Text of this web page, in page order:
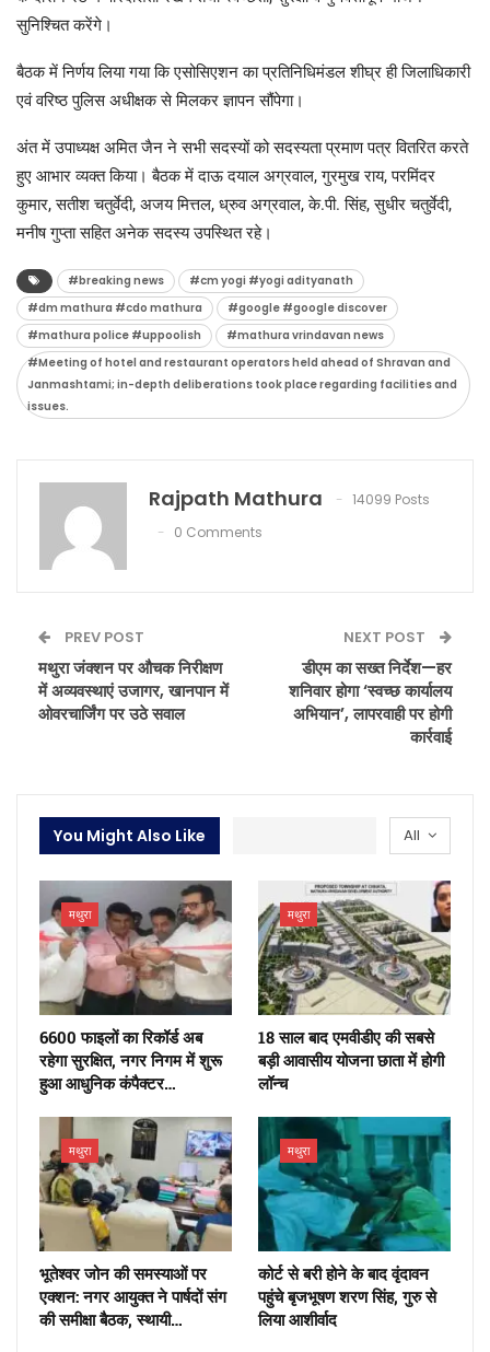
सुनिश्चित करेंगे।
बैठक में निर्णय लिया गया कि एसोसिएशन का प्रतिनिधिमंडल शीघ्र ही जिलाधिकारी
एवं वरिष्ठ पुलिस अधीक्षक से मिलकर ज्ञापन सौंपेगा।
अंत में उपाध्यक्ष अमित जैन ने सभी सदस्यों को सदस्यता प्रमाण पत्र वितरित करते
हुए आभार व्यक्त किया। बैठक में दाऊ दयाल अग्रवाल, गुरमुख राय, परमिंदर
कुमार, सतीश चतुर्वेदी, अजय मित्तल, ध्रुव अग्रवाल, के.पी. सिंह, सुधीर चतुर्वेदी,
मनीष गुप्ता सहित अनेक सदस्य उपस्थित रहे।
#breaking news
#cm yogi #yogi adityanath
#dm mathura #cdo mathura
#google #google discover
#mathura police #uppoolish
#mathura vrindavan news
#Meeting of hotel and restaurant operators held ahead of Shravan and
Janmashtami; in-depth deliberations took place regarding facilities and
issues.
Rajpath Mathura
14099 Posts
0 Comments
PREV POST
मथुरा जंक्शन पर औचक निरीक्षण
में अव्यवस्थाएं उजागर, खानपान में
ओवरचार्जिंग पर उठे सवाल
NEXT POST
डीएम का सख्त निर्देश—हर
शनिवार होगा ‘स्वच्छ कार्यालय
अभियान’, लापरवाही पर होगी
कार्रवाई
All
You Might Also Like
मथुरा
6600 फाइलों का रिकॉर्ड अब
रहेगा सुरक्षित, नगर निगम में शुरू
हुआ आधुनिक कंपैक्टर…
मथुरा
18 साल बाद एमवीडीए की सबसे
बड़ी आवासीय योजना छाता में होगी
लॉन्च
मथुरा
भूतेश्वर जोन की समस्याओं पर
एक्शन: नगर आयुक्त ने पार्षदों संग
की समीक्षा बैठक, स्थायी…
मथुरा
कोर्ट से बरी होने के बाद वृंदावन
पहुंचे बृजभूषण शरण सिंह, गुरु से
लिया आशीर्वाद